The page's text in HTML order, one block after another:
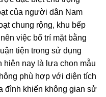
của người dân Nam
chung rộng, khu bếp
việc bố trí mặt bằng
tiện trong sử dụng
hiện nay là lựa chọn mẫu
phù hợp với diện tích
đình khiến không gian sử